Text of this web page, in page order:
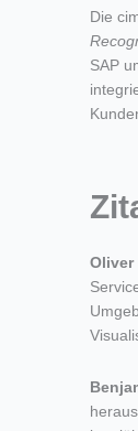
Die
SAP
Oliver